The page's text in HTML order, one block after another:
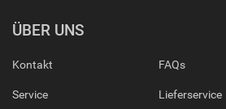
ÜBER UNS
Kontakt
Service
FAQs
Lieferservice